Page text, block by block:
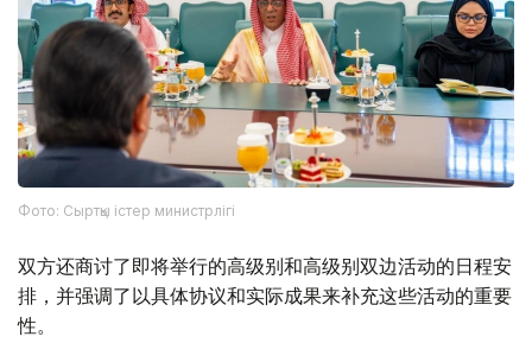
Фото: Сыртқы істер министрлігі
双方还商讨了即将举行的高级别和高级别双边活动的日程安
排，并强调了以具体协议和实际成果来补充这些活动的重要
性。